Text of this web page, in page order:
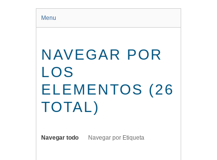
Menu
NAVEGAR POR
LOS
ELEMENTOS (26
TOTAL)
Navegar todo Navegar por Etiqueta